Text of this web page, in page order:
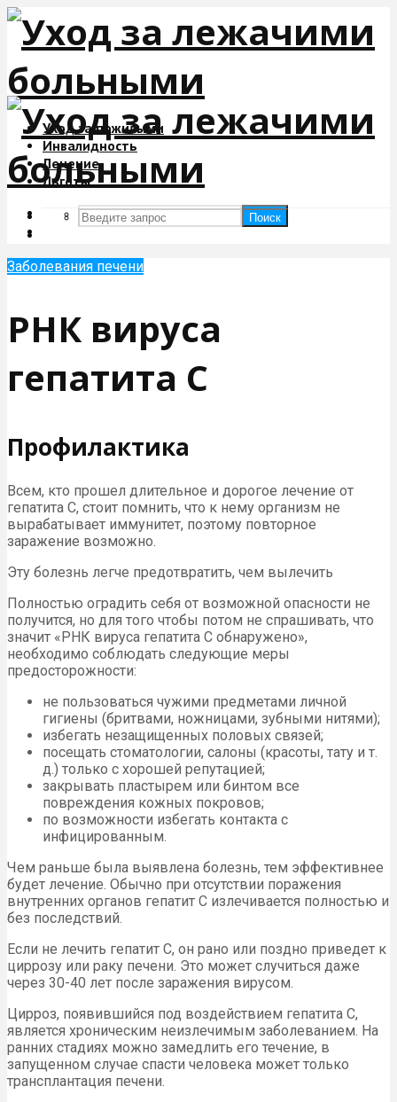
Уход за пожилыми
Инвалидность
Лечение
Льготы
Поиск
Поиск
Заболевания печени
РНК вируса
гепатита С
Профилактика
Всем, кто прошел длительное и дорогое лечение от
гепатита С, стоит помнить, что к нему организм не
вырабатывает иммунитет, поэтому повторное
заражение возможно.
Эту болезнь легче предотвратить, чем вылечить
Полностью оградить себя от возможной опасности не
получится, но для того чтобы потом не спрашивать, что
значит «РНК вируса гепатита С обнаружено»,
необходимо соблюдать следующие меры
предосторожности:
не пользоваться чужими предметами личной
гигиены (бритвами, ножницами, зубными нитями);
избегать незащищенных половых связей;
посещать стоматологии, салоны (красоты, тату и т.
д.) только с хорошей репутацией;
закрывать пластырем или бинтом все
повреждения кожных покровов;
по возможности избегать контакта с
инфицированным.
Чем раньше была выявлена болезнь, тем эффективнее
будет лечение. Обычно при отсутствии поражения
внутренних органов гепатит С излечивается полностью и
без последствий.
Если не лечить гепатит С, он рано или поздно приведет к
циррозу или раку печени. Это может случиться даже
через 30-40 лет после заражения вирусом.
Цирроз, появившийся под воздействием гепатита С,
является хроническим неизлечимым заболеванием. На
ранних стадиях можно замедлить его течение, в
запущенном случае спасти человека может только
трансплантация печени.